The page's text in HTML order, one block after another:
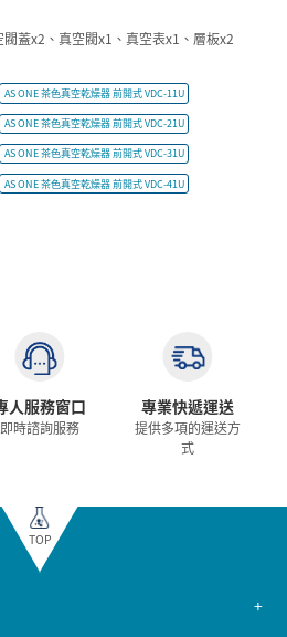
蓋x2、真空閥x1、真空表x1、層板x2
AS ONE 茶色真空乾燥器 前開式 VDC-11U
AS ONE 茶色真空乾燥器 前開式 VDC-21U
AS ONE 茶色真空乾燥器 前開式 VDC-31U
AS ONE 茶色真空乾燥器 前開式 VDC-41U
人服務窗口
即時諮詢服務
專業快遞運送
提供多項的運送方
式
TOP